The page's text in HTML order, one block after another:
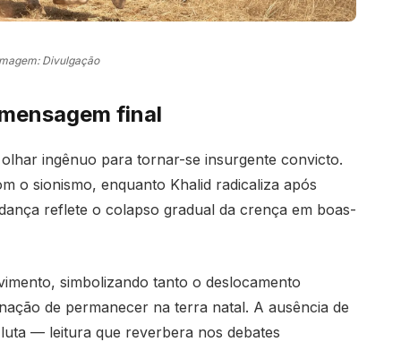
Divulgação
final
ingênuo para tornar-se insurgente convicto.
o sionismo, enquanto Khalid radicaliza após
reflete o colapso gradual da crença em boas-
simbolizando tanto o deslocamento
de permanecer na terra natal. A ausência de
— leitura que reverbera nos debates